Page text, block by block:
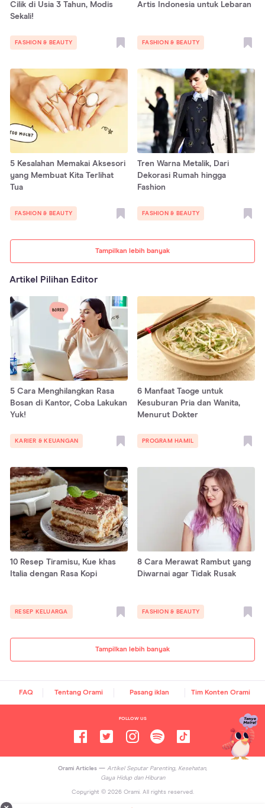
Tampilkan lebih banyak
Cilik di Usia 3 Tahun, Modis
Sekali!
FASHION & BEAUTY
Artis Indonesia untuk Lebaran
FASHION & BEAUTY
5 Kesalahan Memakai Aksesori
yang Membuat Kita Terlihat
Tua
FASHION & BEAUTY
Tren Warna Metalik, Dari
Dekorasi Rumah hingga
Fashion
FASHION & BEAUTY
Artikel Pilihan Editor
Tampilkan lebih banyak
5 Cara Menghilangkan Rasa
Bosan di Kantor, Coba Lakukan
Yuk!
KARIER & KEUANGAN
6 Manfaat Taoge untuk
Kesuburan Pria dan Wanita,
Menurut Dokter
PROGRAM HAMIL
10 Resep Tiramisu, Kue khas
Italia dengan Rasa Kopi
RESEP KELUARGA
8 Cara Merawat Rambut yang
Diwarnai agar Tidak Rusak
FASHION & BEAUTY
FAQ Tentang Orami Pasang iklan Tim Konten Orami
FOLLOW US
Orami Articles — Artikel Seputar Parenting, Kesehatan,
Gaya Hidup dan Hiburan
Copyright © 2026Orami. All rights reserved.